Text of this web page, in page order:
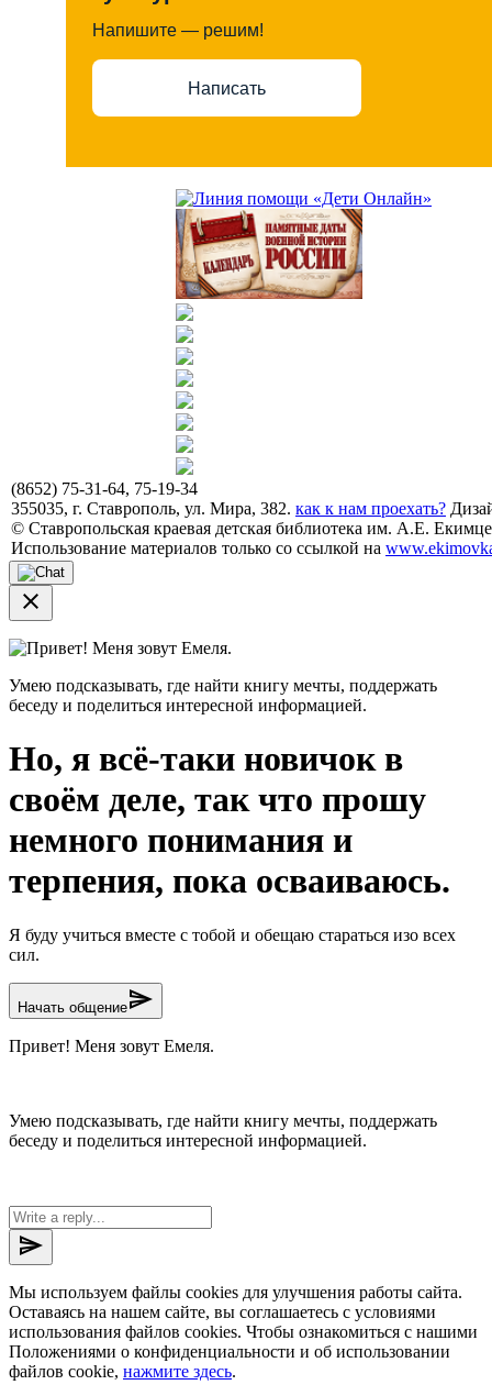
Напишите — решим!
Написать
(8652) 75-31-64, 75-19-34
355035, г. Ставрополь, ул. Мира, 382. как к нам проехать?
© Ставропольская краевая детская библиотека им. А.Е.
Использование материалов только со ссылкой на
close
Привет! Меня зовут Емеля.
Умею подсказывать, где найти книгу мечты, поддержать
беседу и поделиться интересной информацией.
Но, я всё-таки новичок в
своём деле, так что прошу
немного понимания и
терпения, пока осваиваюсь.
Я буду учиться вместе с тобой и обещаю стараться изо всех
сил.
Начать общениеsend
Привет! Меня зовут Емеля.
Умею подсказывать, где найти книгу мечты, поддержать
беседу и поделиться интересной информацией.
send
Мы используем файлы cookies для улучшения работы сайта.
Оставаясь на нашем сайте, вы соглашаетесь с условиями
использования файлов cookies. Чтобы ознакомиться с нашими
Положениями о конфиденциальности и об использовании
файлов cookie, нажмите здесь.